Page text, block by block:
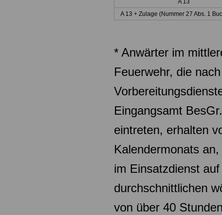
A 13
A 13 + Zulage (Nummer 27 Abs. 1
* Anwärter im
Feuerwehr, die
Eingangsamt
eintreten, erhalten
Kalendermonats
im Einsatzdienst
durchschnittlichen
von über 40